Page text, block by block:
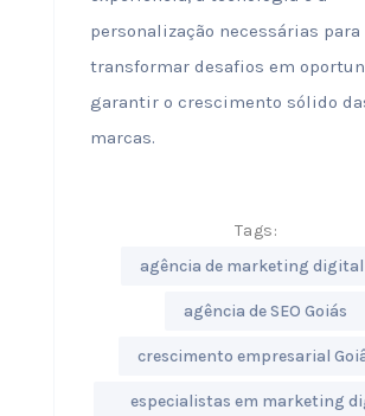
personalização necessárias para
transformar desafios em
garantir o crescimento sólido
marcas.
Tags:
agência de marketing digital
agência de SEO Goiás
crescimento empresarial
especialistas em marketing